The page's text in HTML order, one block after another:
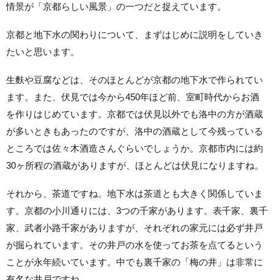
情景が「京都らしい風景」の一つだと捉えています。
京都と地下水の関わりについて、まずはじめに説明をしていき
たいと思います。
生麩や豆腐などは、そのほとんどが京都の地下水で作られてい
ます。また、伏見では今から450年ほど前、室町時代からお酒
を作りはじめています。京都では伏見以外でも洛中の方が酒蔵
が多いときもあったのですが、洛中の酒蔵として今残っている
ところでは佐々木酒造さんぐらいでしょうか。京都市内には約
30ヶ所程の酒蔵がありますが、ほとんどは伏見になりますね。
それから、茶道ですね。地下水は茶道とも大きく関係していま
す。京都の小川通りには、3つの千家があります。表千家、裏千
家、武者小路千家がありますが、それぞれの家元には必ず井戸
が掘られています。その井戸の水を使ってお茶を点てるという
ことが永年続いています。中でも裏千家の「梅の井」は非常に